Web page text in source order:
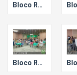
Bloco Ressaca de Carnaval.
Bloco Ressaca de Carnaval.